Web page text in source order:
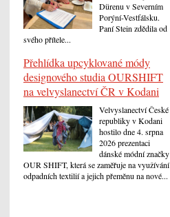
Dürenu v Severním
Porýní-Vestfálsku.
Paní Stein zdědila od
svého přítele...
Přehlídka upcyklované módy
designového studia OURSHIFT
na velvyslanectví ČR v Kodani
Velvyslanectví České
republiky v Kodani
hostilo dne 4. srpna
2026 prezentaci
dánské módní značky
OUR SHIFT, která se zaměřuje na využívání
odpadních textilií a jejich přeměnu na nové...